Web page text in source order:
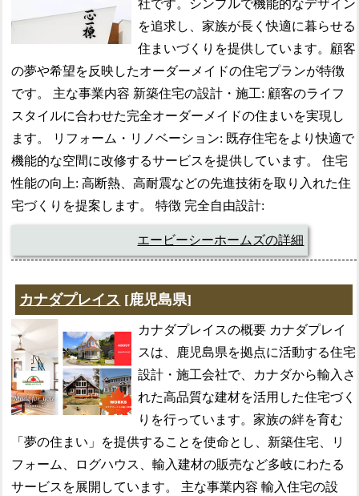
社です。シンプルで機能的なデザイン
を追求し、家族が長く快適に暮らせる
住まいづくりを提供しています。顧客
の夢や希望を反映したオーダーメイドの住宅プランが特徴
です。 主な事業内容 新築住宅の設計・施工: 顧客のライフ
スタイルに合わせた完全オーダーメイドの住まいを実現し
ます。 リフォーム・リノベーション: 既存住宅をより快適で
機能的な空間に改修するサービスを提供しています。 住宅
性能の向上: 高断熱、高耐震などの先進技術を取り入れた住
宅づくりを提案します。 特徴 完全自由設計:
エービーシーホームズの詳細
カナダプレイス [鹿児島県]
カナダプレイスの概要 カナダプレイ
スは、鹿児島県を拠点に活動する住宅
設計・施工会社で、カナダから輸入さ
れた高品質な建材を活用した住宅づく
りを行っています。家族の絆を育む
「夢の住まい」を提供することを使命とし、新築住宅、リ
フォーム、ログハウス、輸入建材の販売など多岐にわたる
サービスを展開しています。 主な事業内容 輸入住宅の設